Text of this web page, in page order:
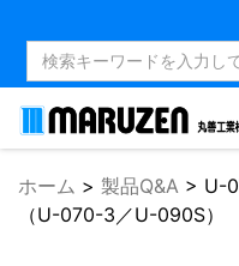
ホーム > 製品Q&A > U-
（U-070-3／U-090S）